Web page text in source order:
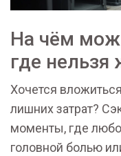
На чём
где нельзя
Хочется
лишних затрат?
моменты, где
головной болью